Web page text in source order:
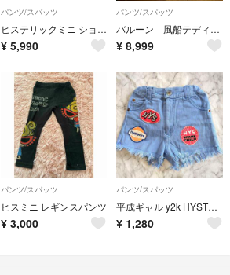
パンツ/スパッツ
ヒステリックミニ ショートパンツ 105cm キッズ 女児 インディゴブルー×ピンク【新品 未使用品】【新入荷!】★
¥ 5,990
パンツ/スパッツ
バルーン 風船テディ レギンス
¥ 8,999
パンツ/スパッツ
ヒスミニ レギンスパンツ
¥ 3,000
パンツ/スパッツ
平成ギャル y2k HYSTERIC110ショートパンツ ヒステリック
¥ 1,280